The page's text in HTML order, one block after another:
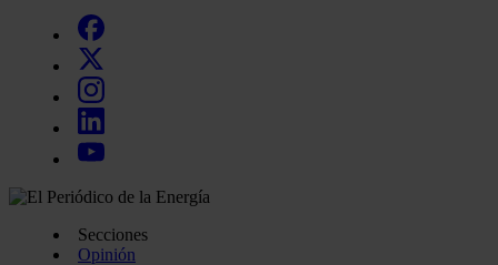
Secciones
Opinión